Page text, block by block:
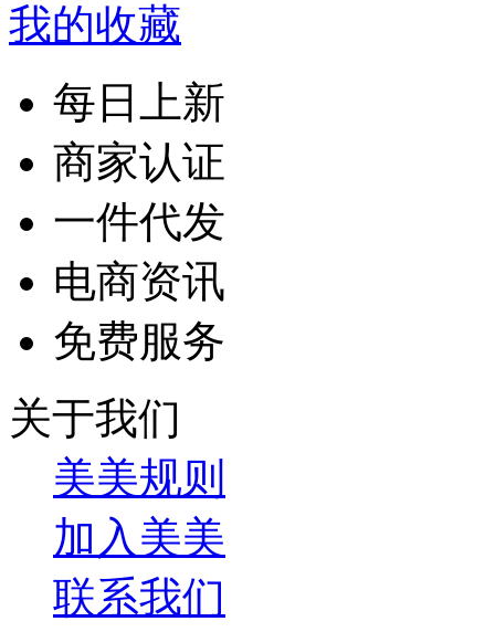
我的收藏
每日上新
商家认证
一件代发
电商资讯
免费服务
关于我们
美美规则
加入美美
联系我们